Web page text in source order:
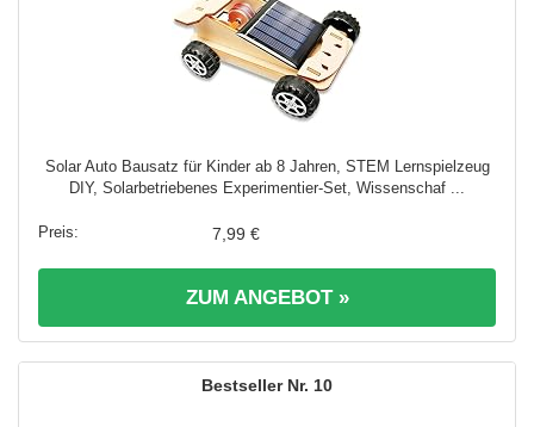
Solar Auto Bausatz für Kinder ab 8 Jahren, STEM Lernspielzeug
DIY, Solarbetriebenes Experimentier-Set, Wissenschaf ...
7,99 €
ZUM ANGEBOT »
10